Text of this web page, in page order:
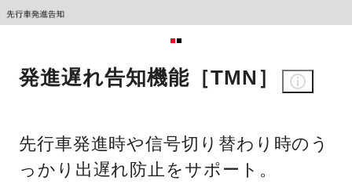
発進遅れ告知機能［TMN］
先行車発進時や信号切り替わり時のう
っかり出遅れ防止をサポート。